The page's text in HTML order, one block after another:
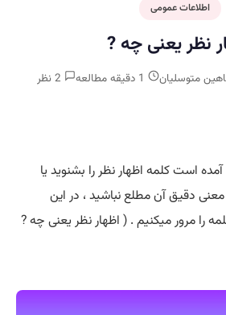
اطلاعات عمومی
نظر یعنی چه ?
متوسلیان
است کلمه اظهار نظر را بشنوید یا
دقیق آن مطلع نباشید ، در این
را مرور میکنیم . ( اظهار نظر یعنی چه ?